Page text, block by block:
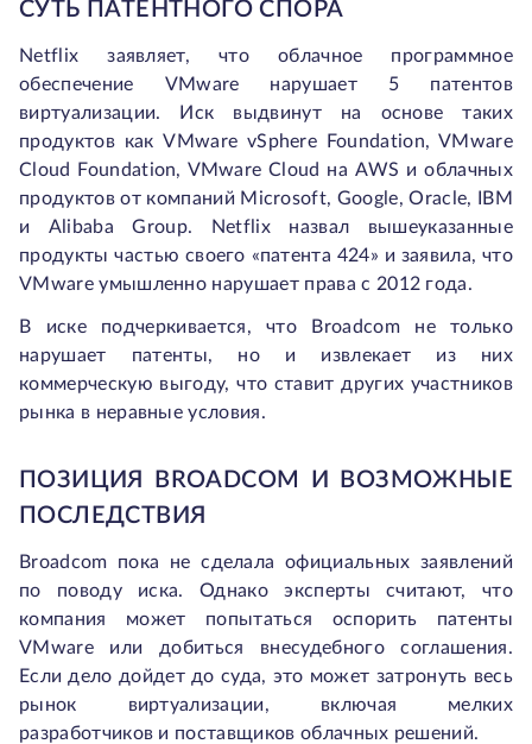
СУТЬ ПАТЕНТНОГО СПОРА
Netflix заявляет, что облачное программное
обеспечение VMware нарушает 5 патентов
виртуализации. Иск выдвинут на основе таких
продуктов как VMware vSphere Foundation, VMware
Cloud Foundation, VMware Cloud на AWS и облачных
продуктов от компаний Microsoft, Google, Oracle, IBM
и Alibaba Group. Netflix назвал вышеуказанные
продукты частью своего «патента 424» и заявила, что
VMware умышленно нарушает права с 2012 года.
В иске подчеркивается, что Broadcom не только
нарушает патенты, но и извлекает из них
коммерческую выгоду, что ставит других участников
рынка в неравные условия.
ПОЗИЦИЯ BROADCOM И ВОЗМОЖНЫЕ
ПОСЛЕДСТВИЯ
Broadcom пока не сделала официальных заявлений
по поводу иска. Однако эксперты считают, что
компания может попытаться оспорить патенты
VMware или добиться внесудебного соглашения.
Если дело дойдет до суда, это может затронуть весь
рынок виртуализации, включая мелких
разработчиков и поставщиков облачных решений.